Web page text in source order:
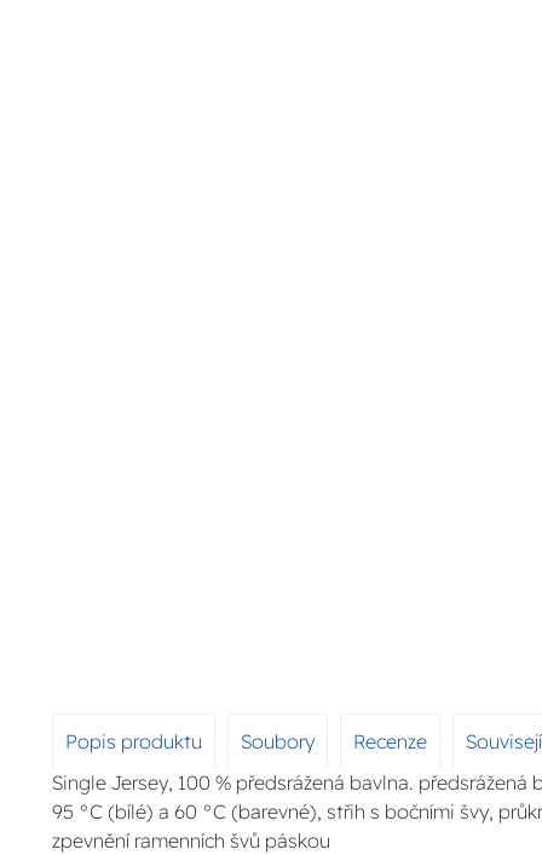
Popis produktu Soubory Recenze
Single Jersey, 100 % předsrážená bavlna.
95 °C (bílé) a 60 °C (barevné), střih s bočními švy,
zpevnění ramenních švů páskou